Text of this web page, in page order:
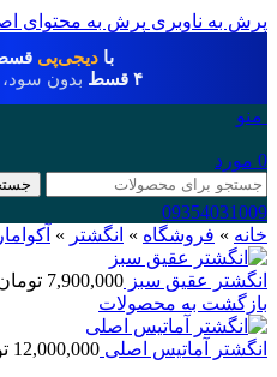
پرش به ناوبری پرش به محتوای
بادیجی‌پی
۴ قسط
بدون
منو
0 مورد
09354031009
خانه » فروشگاه » انگشتر »
انگشتر عقیق سبز 7,900,000
بازگشت به محصولات
انگشتر آماتیس اصلی 12,000,000